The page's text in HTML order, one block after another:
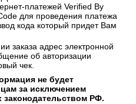
платежей Verified By
для проведения платежа
кода который придет Вам
заказа адрес электронной
об авторизации
чек.
не будет
за исключением
законодательством РФ.